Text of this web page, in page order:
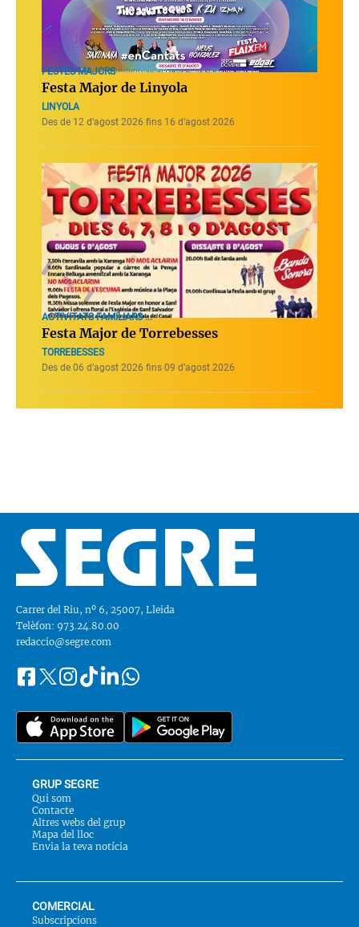
FESTES MAJORS
Festa Major de Linyola
LINYOLA
Des de 12 d’agost 2026 fins 16 d’agost 2026
ACTIVITATS FAMILIARS ...
Festa Major de Torrebesses
TORREBESSES
Des de 06 d’agost 2026 fins 09 d’agost 2026
Carrer del Riu, nº 6, 25007, Lleida
Telèfon: 973.24.80.00
redaccio@segre.com
Segueix-
a::
FacebookInstagram
TiktokLinkedinWhatsapp
GRUP SEGRE
Qui som
Contacte
Altres webs del grup
Mapa del lloc
Envia la teva notícia
COMERCIAL
Subscripcions